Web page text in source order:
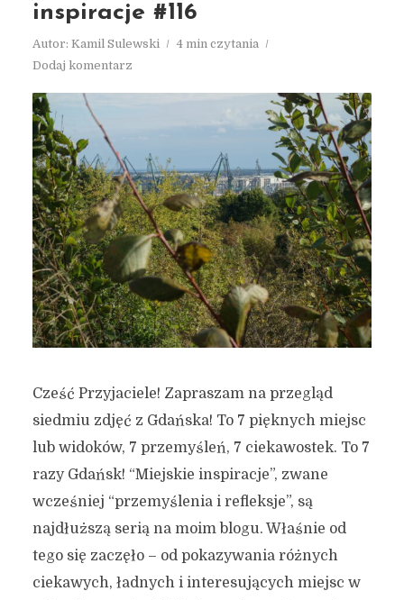
inspiracje #116
Autor: Kamil Sulewski
4 min czytania
Dodaj komentarz
Cześć Przyjaciele! Zapraszam na przegląd
siedmiu zdjęć z Gdańska! To 7 pięknych miejsc
lub widoków, 7 przemyśleń, 7 ciekawostek. To 7
razy Gdańsk! “Miejskie inspiracje”, zwane
wcześniej “przemyślenia i refleksje”, są
najdłuższą serią na moim blogu. Właśnie od
tego się zaczęło – od pokazywania różnych
ciekawych, ładnych i interesujących miejsc w